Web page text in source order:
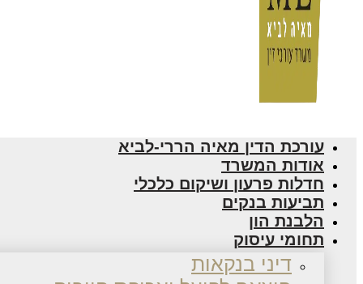
עורכת הדין מאיה הררי-לביא
אודות המשרד
חדלות פרעון ושיקום כלכלי
תביעות בנקים
הלבנת הון
תחומי עיסוק
דיני בנקאות